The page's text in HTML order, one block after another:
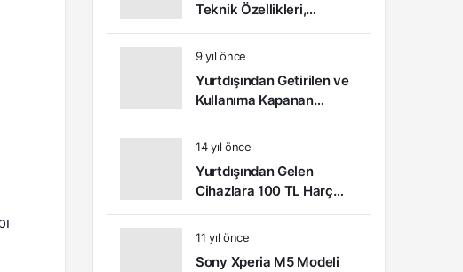
Teknik Özellikleri,
Kullanıcı Yorumları ve
Video İnceleme
9 yıl önce
Yurtdışından Getirilen ve
Kullanıma Kapanan
Telefonlar Nasıl Açılır?
14 yıl önce
Yurtdışından Gelen
Cihazlara 100 TL Harç
Ödemesi Yapılacak
11 yıl önce
Sony Xperia M5 Modeli